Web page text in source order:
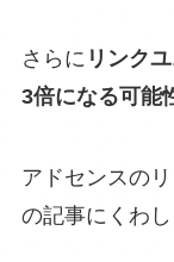
さらに リンク
3倍になる可能
アドセンスの
の記事にくわし